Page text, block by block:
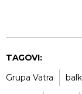
TAGOVI:
Grupa Vatra